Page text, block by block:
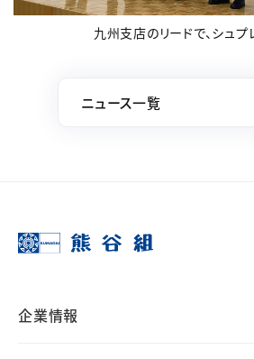
九州支店のリードで、シュ
ニュース一覧
企業情報